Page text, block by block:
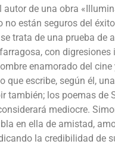
de una obra
están seguros del
trata de una prueba de
con
enamorado del cine
que escribe, según él,
también; los poemas
mediocre.
en ella de amistad,
la credibilidad de